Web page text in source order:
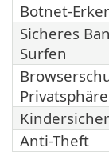
Botnet-
Sicheres
Surfen
Privatsphäre
Anti-Theft